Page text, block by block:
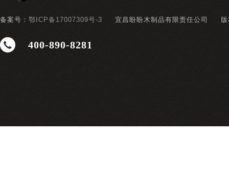
备案号： 鄂ICP备17007309号-3 宜昌盼盼木制品有限责任公司
400-890-8281